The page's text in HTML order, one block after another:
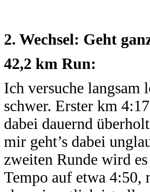
2. Wechsel: Geht
42,2 km Run:
Ich versuche
schwer. Erster km
dabei dauernd
mir geht’s dabei
zweiten Runde wird
Tempo auf etwa 4:50,